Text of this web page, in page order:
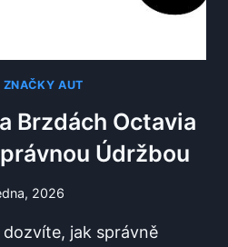
ZNAČKY AUT
Brzdách Octavia
Údržbou
2026
jak správně